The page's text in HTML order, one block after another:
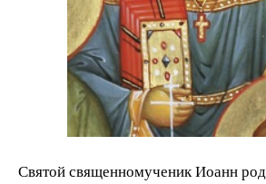
Святой священномученик Иоанн